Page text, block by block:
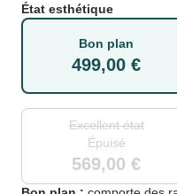
État esthétique
Bon plan
499,00 €
Excellent état
Épuisé
569,00 €